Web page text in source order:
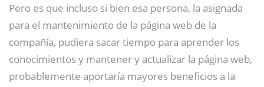
Pero es que incluso si bien esa persona, la asignada
para el mantenimiento de la página web de la
compañía, pudiera sacar tiempo para aprender los
conocimientos y mantener y actualizar la página web,
probablemente aportaría mayores beneficios a la